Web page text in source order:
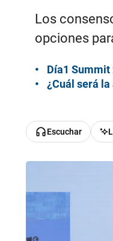
Los
opciones
Día1 Summit
¿Cuál será
Escuchar